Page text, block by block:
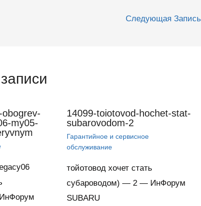
Следующая Запись
my05-
14099-toiotovod-hochet-stat-
subarovodom-2
Гарантийное и сервисное
обслуживание
тойотовод хочет стать
субароводом) — 2 — ИнФорум
SUBARU